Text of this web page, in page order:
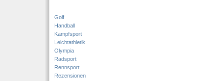
Golf
Handball
Kampfsport
Leichtathletik
Olympia
Radsport
Rennsport
Rezensionen